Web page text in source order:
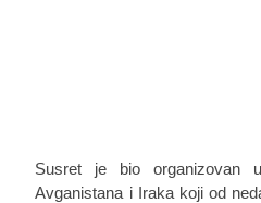
Susret je bio organizovan
Avganistana i Iraka koji od